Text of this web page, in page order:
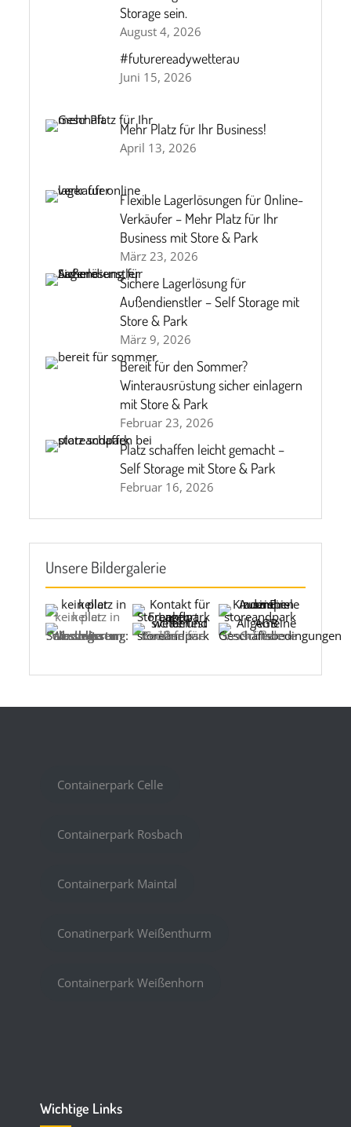
Storage sein.
August 4, 2026
#futurereadywetterau
Juni 15, 2026
Mehr Platz für Ihr Business!
April 13, 2026
Flexible Lagerlösungen für Online-
Verkäufer – Mehr Platz für Ihr
Business mit Store & Park
März 23, 2026
Sichere Lagerlösung für
Außendienstler – Self Storage mit
Store & Park
März 9, 2026
Bereit für den Sommer?
Winterausrüstung sicher einlagern
mit Store & Park
Februar 23, 2026
Platz schaffen leicht gemacht –
Self Storage mit Store & Park
Februar 16, 2026
Unsere Bildergalerie
kein platz in keller
Selbstlagerung: Was man tun und wissen sollte
Größen für Ihre Bedürfnisse Verschiedene Größen
Containerpark Celle
Containerpark Rosbach
Containerpark Maintal
Conatinerpark Weißenthurm
Containerpark Weißenhorn
Wichtige Links